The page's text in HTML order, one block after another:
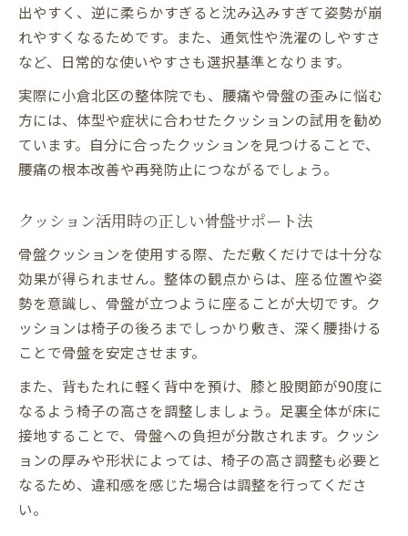
出やすく、逆に柔らかすぎると沈み込みすぎて姿勢が崩
れやすくなるためです。また、通気性や洗濯のしやすさ
など、日常的な使いやすさも選択基準となります。
実際に小倉北区の整体院でも、腰痛や骨盤の歪みに悩む
方には、体型や症状に合わせたクッションの試用を勧め
ています。自分に合ったクッションを見つけることで、
腰痛の根本改善や再発防止につながるでしょう。
クッション活用時の正しい骨盤サポート法
骨盤クッションを使用する際、ただ敷くだけでは十分な
効果が得られません。整体の観点からは、座る位置や姿
勢を意識し、骨盤が立つように座ることが大切です。ク
ッションは椅子の後ろまでしっかり敷き、深く腰掛ける
ことで骨盤を安定させます。
また、背もたれに軽く背中を預け、膝と股関節が90度に
なるよう椅子の高さを調整しましょう。足裏全体が床に
接地することで、骨盤への負担が分散されます。クッシ
ョンの厚みや形状によっては、椅子の高さ調整も必要と
なるため、違和感を感じた場合は調整を行ってくださ
い。